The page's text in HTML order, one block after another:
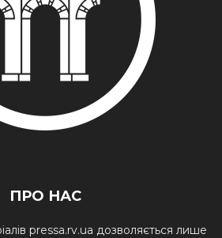
ПРО НАС
pressa.rv.ua дозволяється лише